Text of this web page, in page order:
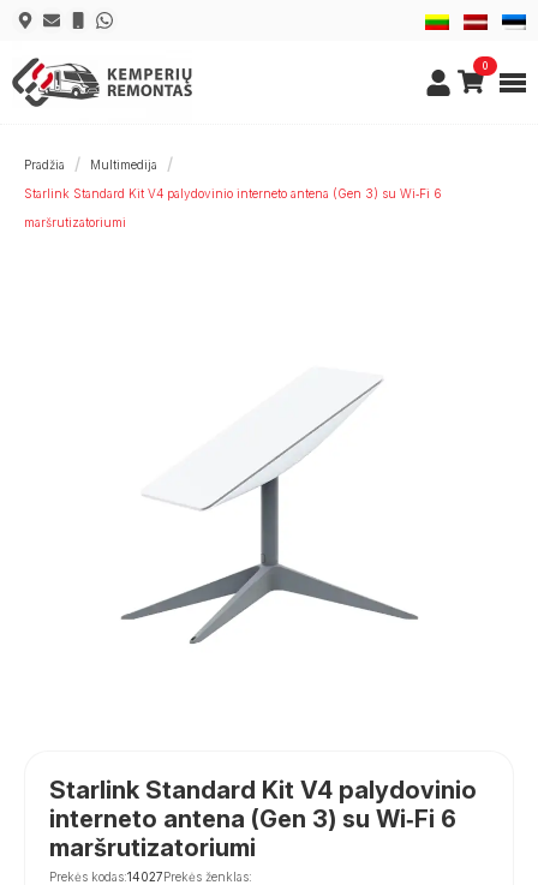
0
Pradžia
Multimedija
Starlink Standard Kit V4 palydovinio interneto antena (Gen 3) su Wi‑Fi 6
maršrutizatoriumi
Starlink Standard Kit V4 palydovinio
interneto antena (Gen 3) su Wi‑Fi 6
maršrutizatoriumi
Prekės kodas:14027Prekės ženklas: